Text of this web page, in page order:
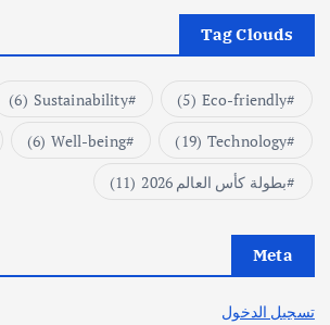
Tag Clouds
Eco-friendly
(5)
Sustainability
(6)
Technology
(19)
Well-being
(6)
بطولة كأس العالم 2026
(11)
Meta
تسجيل الدخول